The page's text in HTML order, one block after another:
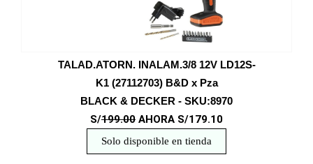
TALAD.ATORN. INALAM.3/8 12V LD12S-
K1 (27112703) B&D x Pza
BLACK & DECKER - SKU:8970
S/199.00 AHORA S/179.10
Solo disponible en tienda